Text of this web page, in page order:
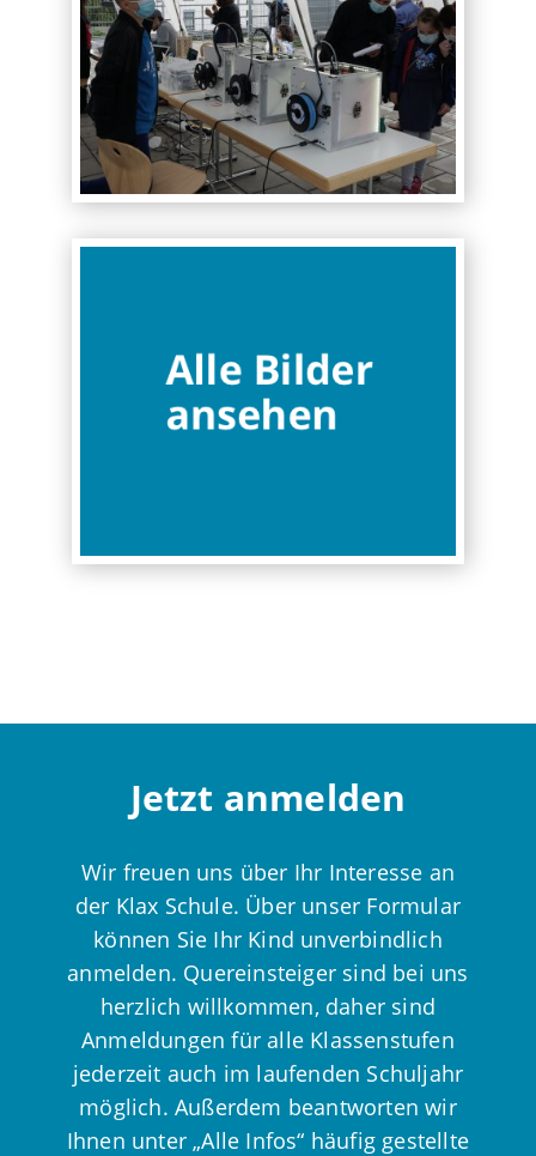
Jetzt anmelden
Wir freuen uns über Ihr Interesse an
der Klax Schule. Über unser Formular
können Sie Ihr Kind unverbindlich
anmelden. Quereinsteiger sind bei uns
herzlich willkommen, daher sind
Anmeldungen für alle Klassenstufen
jederzeit auch im laufenden Schuljahr
möglich. Außerdem beantworten wir
Ihnen unter „Alle Infos“ häufig gestellte